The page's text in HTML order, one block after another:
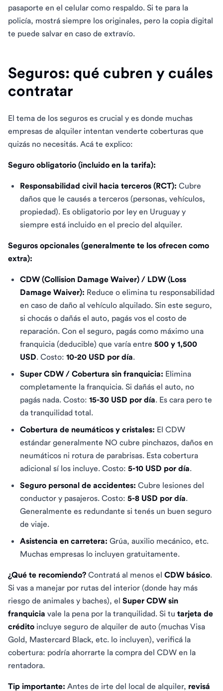
pasaporte en el celular como respaldo. Si te para la
policía, mostrá siempre los originales, pero la copia digital
te puede salvar en caso de extravío.
Seguros: qué cubren y cuáles
contratar
El tema de los seguros es crucial y es donde muchas
empresas de alquiler intentan venderte coberturas que
quizás no necesitás. Acá te explico:
Seguro obligatorio (incluido en la tarifa):
Responsabilidad civil hacia terceros (RCT): Cubre
daños que le causés a terceros (personas, vehículos,
propiedad). Es obligatorio por ley en Uruguay y
siempre está incluido en el precio del alquiler.
Seguros opcionales (generalmente te los ofrecen como
extra):
CDW (Collision Damage Waiver) / LDW (Loss
Damage Waiver): Reduce o elimina tu responsabilidad
en caso de daño al vehículo alquilado. Sin este seguro,
si chocás o dañás el auto, pagás vos el costo de
reparación. Con el seguro, pagás como máximo una
franquicia (deducible) que varía entre 500 y 1,500
USD. Costo: 10-20 USD por día.
Super CDW / Cobertura sin franquicia: Elimina
completamente la franquicia. Si dañás el auto, no
pagás nada. Costo: 15-30 USD por día. Es cara pero te
da tranquilidad total.
Cobertura de neumáticos y cristales: El CDW
estándar generalmente NO cubre pinchazos, daños en
neumáticos ni rotura de parabrisas. Esta cobertura
adicional sí los incluye. Costo: 5-10 USD por día.
Seguro personal de accidentes: Cubre lesiones del
conductor y pasajeros. Costo: 5-8 USD por día.
Generalmente es redundante si tenés un buen seguro
de viaje.
Asistencia en carretera: Grúa, auxilio mecánico, etc.
Muchas empresas lo incluyen gratuitamente.
¿Qué te recomiendo? Contratá al menos el CDW básico.
Si vas a manejar por rutas del interior (donde hay más
riesgo de animales y baches), el Super CDW sin
franquicia vale la pena por la tranquilidad. Si tu tarjeta de
crédito incluye seguro de alquiler de auto (muchas Visa
Gold, Mastercard Black, etc. lo incluyen), verificá la
cobertura: podría ahorrarte la compra del CDW en la
rentadora.
Tip importante: Antes de irte del local de alquiler, revisá